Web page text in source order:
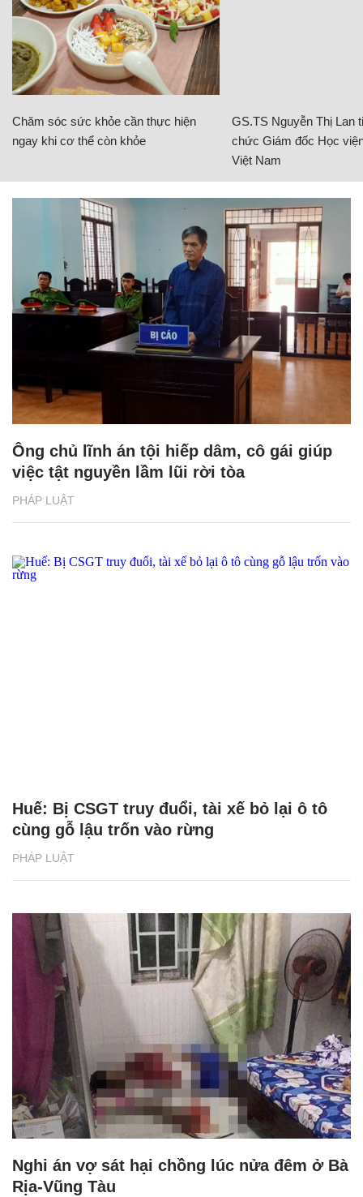
Chăm sóc sức khỏe cần thực hiện
ngay khi cơ thể còn khỏe
GS.TS Nguyễn Thị Lan
chức Giám đốc Học
Việt Nam
PHÁP LUẬT
Ông chủ lĩnh án tội hiếp dâm, cô gái giúp
việc tật nguyền lầm lũi rời tòa
PHÁP LUẬT
Huế: Bị CSGT truy đuổi, tài xế bỏ lại ô tô
cùng gỗ lậu trốn vào rừng
Nghi án vợ sát hại chồng lúc nửa đêm ở Bà
Rịa-Vũng Tàu